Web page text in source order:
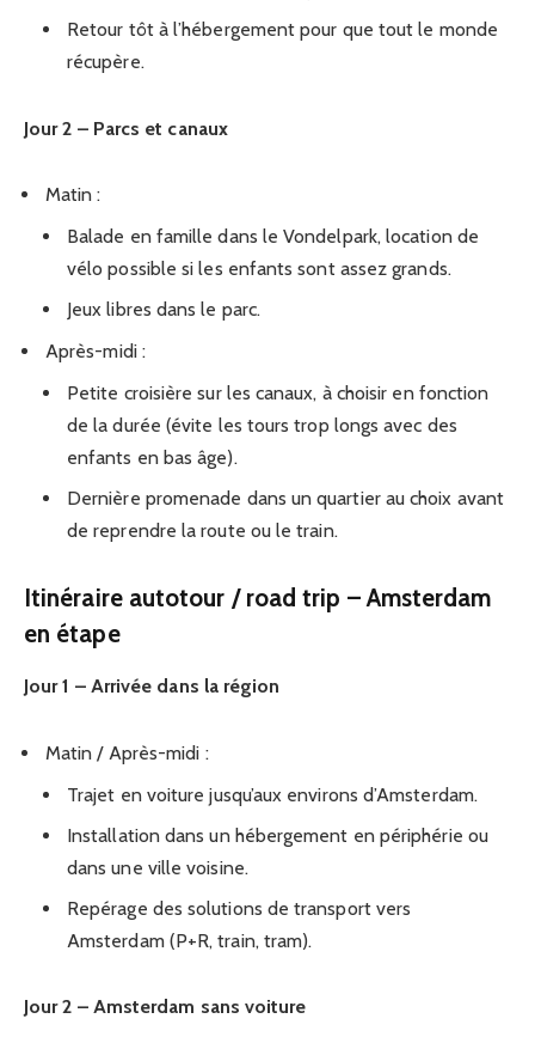
Retour tôt à l’hébergement pour que tout le monde
récupère.
Jour 2 – Parcs et canaux
Matin :
Balade en famille dans le Vondelpark, location de
vélo possible si les enfants sont assez grands.
Jeux libres dans le parc.
Après-midi :
Petite croisière sur les canaux, à choisir en fonction
de la durée (évite les tours trop longs avec des
enfants en bas âge).
Dernière promenade dans un quartier au choix avant
de reprendre la route ou le train.
Itinéraire autotour / road trip – Amsterdam
en étape
Jour 1 – Arrivée dans la région
Matin / Après-midi :
Trajet en voiture jusqu’aux environs d’Amsterdam.
Installation dans un hébergement en périphérie ou
dans une ville voisine.
Repérage des solutions de transport vers
Amsterdam (P+R, train, tram).
Jour 2 – Amsterdam sans voiture